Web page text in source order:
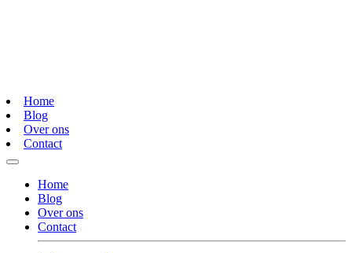
Home
Blog
Over ons
Contact
Home
Blog
Over ons
Contact